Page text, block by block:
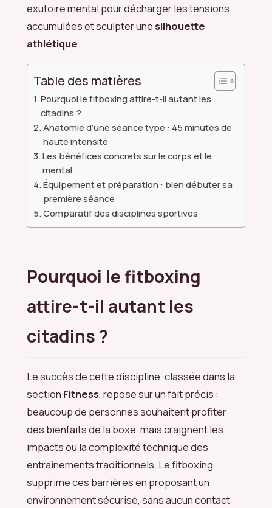
exutoire mental pour décharger les tensions
accumulées et sculpter unesilhouette
athlétique.
Table des matières
Pourquoi le fitboxing attire-t-il autant les
citadins ?
Anatomie d’une séance type : 45 minutes de
haute intensité
Les bénéfices concrets sur le corps et le
mental
Équipement et préparation : bien débuter sa
première séance
Comparatif des disciplines sportives
Pourquoi le fitboxing
attire-t-il autant les
citadins ?
Le succès de cette discipline, classée dans la
section Fitness, repose sur un fait précis :
beaucoup de personnes souhaitent profiter
des bienfaits de la boxe, mais craignent les
impacts ou la complexité technique des
entraînements traditionnels. Le fitboxing
supprime ces barrières en proposant un
environnement sécurisé, sans aucun contact